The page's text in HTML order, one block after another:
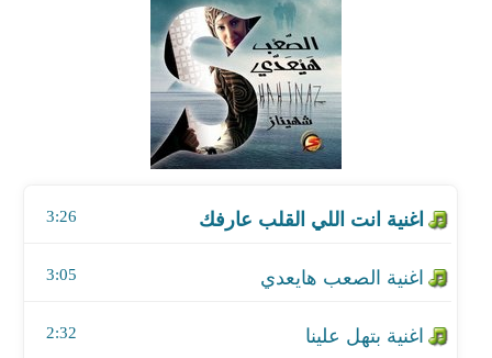
اغنية انت اللي القلب عارفك
3:26
اغنية الصعب هايعدي
3:05
اغنية بتهل علينا
2:32
اغنية شروق وغروب
اغنية طلع البدر علينا
اغنية خلفاء راشدين